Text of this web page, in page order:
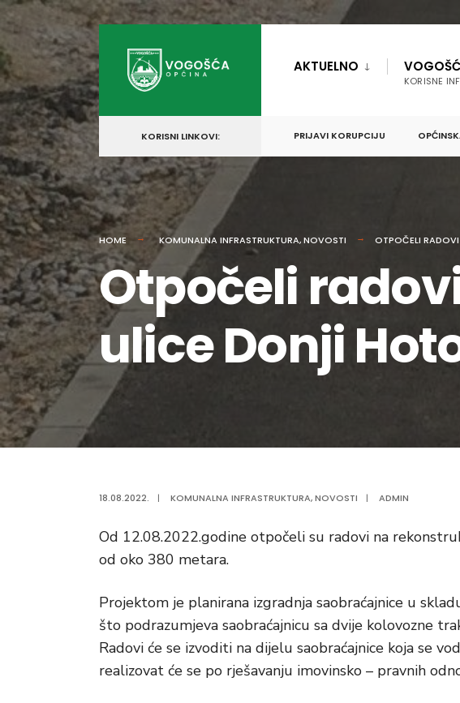
content
AKTUELNO
KORISNE
KORISNI LINKOVI: PRIJAVI KORUPCIJU
HOME KOMUNALNA INFRASTRUKTURA,NOVOSTI OTPOČELI
Otpočeli
ulice Donji
18.08.2022. | KOMUNALNA INFRASTRUKTURA,NOVOSTI | ADMIN
Od 12.08.2022.godine otpočeli su radovi na
od oko 380 metara.
Projektom je planirana izgradnja saobraćajnice u
što podrazumjeva saobraćajnicu sa dvije kolovozne
Radovi će se izvoditi na dijelu saobraćajnice koja se
realizovat će se po rješavanju imovinsko – pravnih